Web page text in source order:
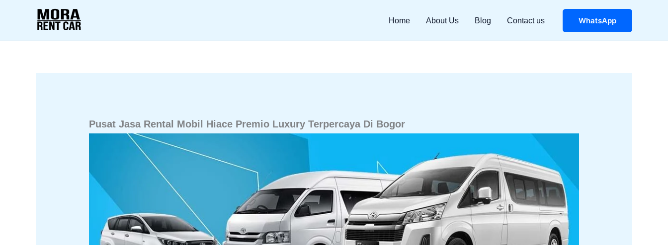
Home About Us Blog Contact us WhatsApp
Pusat Jasa Rental Mobil Hiace Premio Luxury Terpercaya Di Bogor